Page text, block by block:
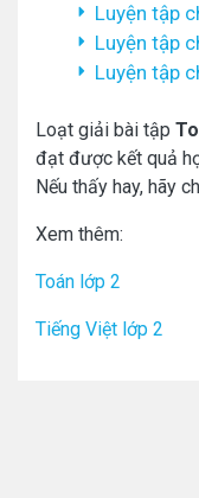
Luyện tập
Luyện tập
Luyện tập
Loạt giải bài tập
đạt được kết quả
Nếu thấy hay, hãy
Xem thêm:
Toán lớp 2
Tiếng Việt lớp 2